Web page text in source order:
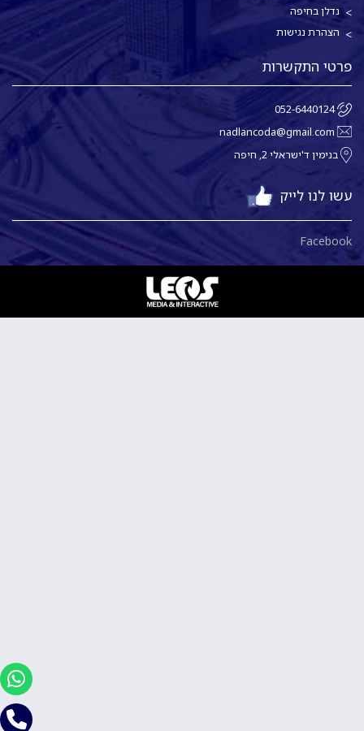
נדלן בחיפה
הצהרת נגישות
פרטי התקשרות
052-6440124
nadlancoda@gmail.com
בנימין ד'ישראלי 2, חיפה
עשו לנו לייק
Facebook